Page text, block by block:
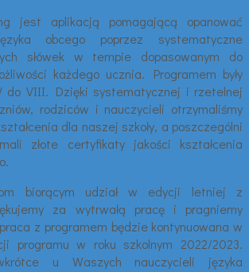
jest aplikacją pomagającą opanować
obcego poprzez systematyczne
słówek w tempie dopasowanym do
każdego ucznia. Programem były
do VIII. Dzięki systematycznej i rzetelnej
rodziców i nauczycieli otrzymaliśmy
dla naszej szkoły, a poszczególni
złote certyfikaty jakości kształcenia
biorącym udział w edycji letniej z
za wytrwałą pracę i pragniemy
z programem będzie kontynuowana w
programu w roku szkolnym 2022/2023.
u Waszych nauczycieli języka